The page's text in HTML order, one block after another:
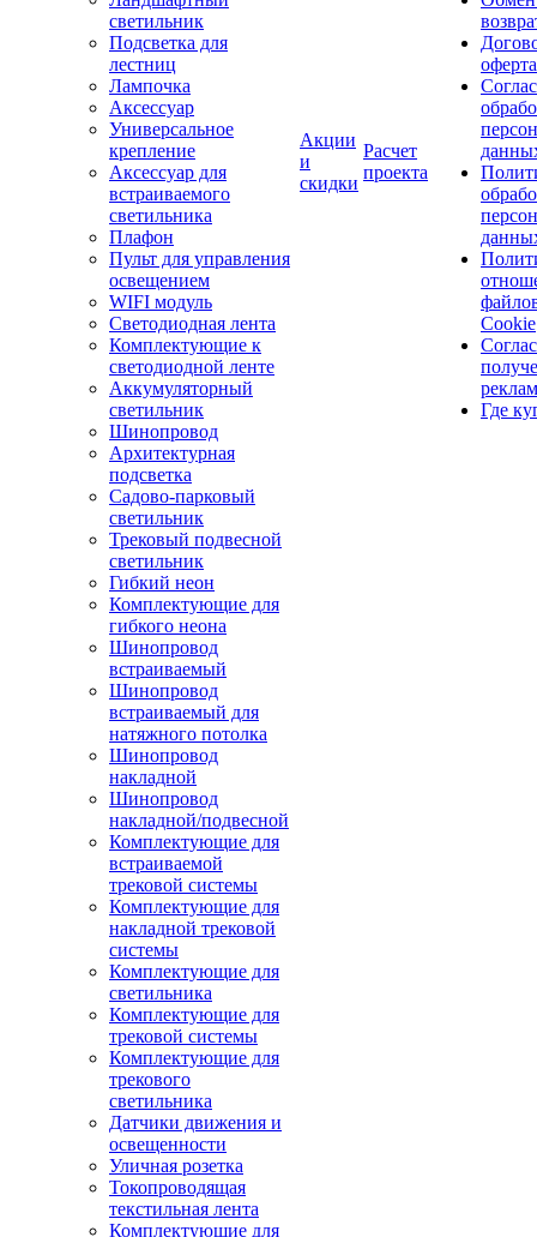
светильник
Подсветка для
лестниц
Лампочка
Аксессуар
Универсальное
крепление
Аксессуар для
встраиваемого
светильника
Плафон
Пульт для управления
освещением
WIFI модуль
Светодиодная лента
Комплектующие к
светодиодной ленте
Аккумуляторный
светильник
Шинопровод
Архитектурная
подсветка
Садово-парковый
светильник
Трековый подвесной
светильник
Гибкий неон
Комплектующие для
гибкого неона
Шинопровод
встраиваемый
Шинопровод
встраиваемый для
натяжного потолка
Шинопровод
накладной
Шинопровод
накладной/подвесной
Комплектующие для
встраиваемой
трековой системы
Комплектующие для
накладной трековой
системы
Комплектующие для
светильника
Комплектующие для
трековой системы
Комплектующие для
трекового
светильника
Датчики движения и
освещенности
Уличная розетка
Токопроводящая
текстильная лента
Комплектующие для
Акции
и
скидки
Расчет
проекта
оферта
Cookie
Где